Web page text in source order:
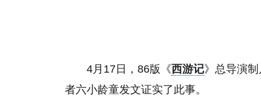
4月17日，86版《西游记》总导演
者六小龄童发文证实了此事。